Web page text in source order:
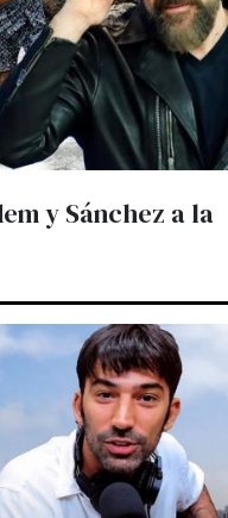
y Sánchez a la